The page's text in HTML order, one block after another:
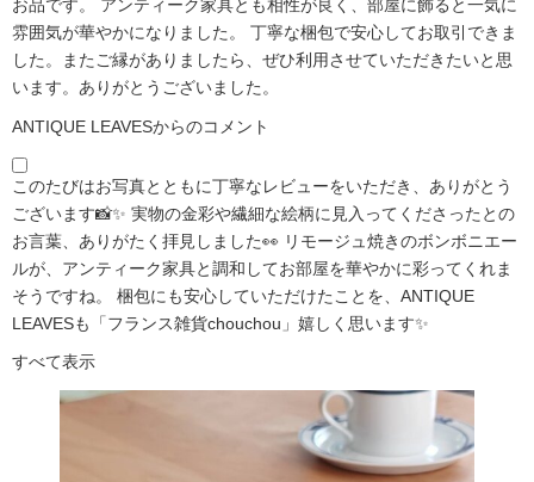
お品です。 アンティーク家具とも相性が良く、部屋に飾ると一気に
雰囲気が華やかになりました。 丁寧な梱包で安心してお取引できま
した。またご縁がありましたら、ぜひ利用させていただきたいと思
います。ありがとうございました。
ANTIQUE LEAVESからのコメント
このたびはお写真とともに丁寧なレビューをいただき、ありがとう
ございます📸✨ 実物の金彩や繊細な絵柄に見入ってくださったとの
お言葉、ありがたく拝見しました👀 リモージュ焼きのボンボニエー
ルが、アンティーク家具と調和してお部屋を華やかに彩ってくれま
そうですね。 梱包にも安心していただけたことを、ANTIQUE
LEAVESも「フランス雑貨chouchou」嬉しく思います✨
すべて表示